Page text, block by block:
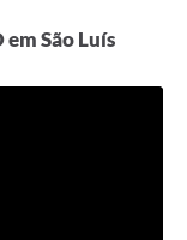
São Luís